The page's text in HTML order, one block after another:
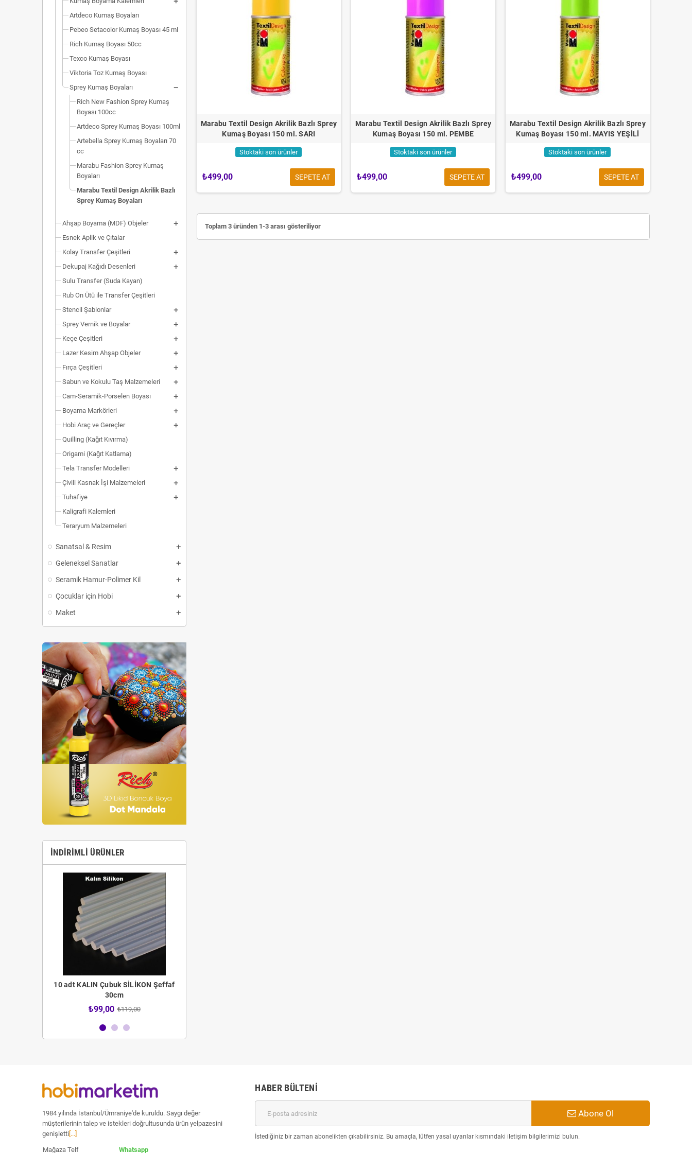
Artdeco Kumaş Boyaları
Pebeo Setacolor Kumaş Boyası 45 ml
Rich Kumaş Boyası 50cc
Texco Kumaş Boyası
Viktoria Toz Kumaş Boyası
Sprey Kumaş Boyaları
Rich New Fashion Sprey Kumaş
Boyası 100cc
Artdeco Sprey Kumaş Boyası 100ml
Artebella Sprey Kumaş Boyaları 70
cc
Marabu Fashion Sprey Kumaş
Boyaları
Marabu Textil Design Akrilik Bazlı
Sprey Kumaş Boyaları
Ahşap Boyama (MDF) Objeler
Esnek Aplik ve Çıtalar
Kolay Transfer Çeşitleri
Dekupaj Kağıdı Desenleri
Sulu Transfer (Suda Kayan)
Rub On Ütü ile Transfer Çeşitleri
Stencil Şablonlar
Sprey Vernik ve Boyalar
Keçe Çeşitleri
Lazer Kesim Ahşap Objeler
Fırça Çeşitleri
Sabun ve Kokulu Taş Malzemeleri
Cam-Seramik-Porselen Boyası
Boyama Markörleri
Hobi Araç ve Gereçler
Quilling (Kağıt Kıvırma)
Origami (Kağıt Katlama)
Tela Transfer Modelleri
Çivili Kasnak İşi Malzemeleri
Tuhafiye
Kaligrafi Kalemleri
Teraryum Malzemeleri
Sanatsal & Resim
Geleneksel Sanatlar
Seramik Hamur-Polimer Kil
Çocuklar için Hobi
Maket
İNDIRIMLI ÜRÜNLER
10 adt KALIN Çubuk SİLİKON Şeffaf
30cm
₺99,00 ₺119,00
Marabu Textil Design Akrilik Bazlı Sprey
Kumaş Boyası 150 ml. SARI
Stoktaki son ürünler
₺499,00 SEPETE AT
Marabu Textil Design Akrilik Bazlı Sprey
Kumaş Boyası 150 ml. PEMBE
Stoktaki son ürünler
₺499,00 SEPETE AT
Marabu Textil Design Akrilik Bazlı Sprey
Kumaş Boyası 150 ml. MAYIS YEŞİLİ
Stoktaki son ürünler
₺499,00 SEPETE AT
Toplam 3 üründen 1-3 arası gösteriliyor
1984 yılında İstanbul/Ümraniye'de kuruldu. Saygı değer
müşterilerinin talep ve istekleri doğrultusunda ürün yelpazesini
genişletti[...]
Mağaza Telf Whatsapp
HABER BÜLTENI
Abone Ol
İstediğiniz bir zaman abonelikten çıkabilirsiniz. Bu amaçla, lütfen yasal uyarılar kısmındaki iletişim bilgilerimizi bulun.